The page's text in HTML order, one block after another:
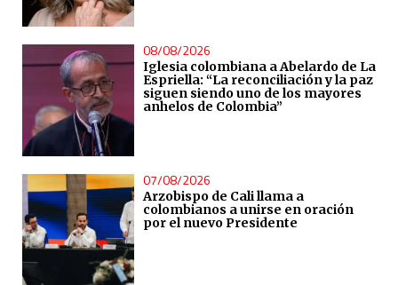
08/08/2026
Iglesia colombiana a Abelardo de La
Espriella: “La reconciliación y la paz
siguen siendo uno de los mayores
anhelos de Colombia”
07/08/2026
Arzobispo de Cali llama a
colombianos a unirse en oración
por el nuevo Presidente